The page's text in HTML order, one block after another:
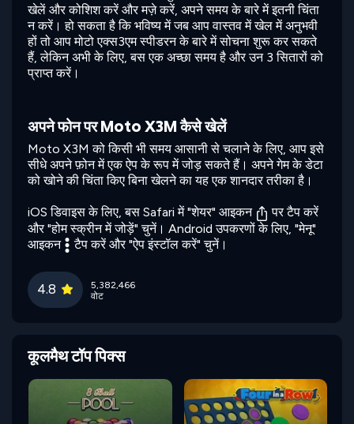
खेलें और कोशिश करें और मज़े करें, अपने समय के बारे में इतनी चिंता
न करें। हो सकता है कि भविष्य में जब आप वास्तव में खेल में अनुभवी
हों तो आप मोटो एक्स3एम स्पीडरन के बारे में सोचना शुरू कर सकते
हैं, लेकिन अभी के लिए, बस एक अच्छा समय है और उन 3 सितारों को
प्राप्त करें।
अपने फोन पर Moto X3M कैसे खेलें
Moto X3M को किसी भी समय आसानी से चलाने के लिए, आप इसे
सीधे अपने फ़ोन में एक ऐप के रूप में जोड़ सकते हैं। अपने गेम के डेटा
को खोने की चिंता किए बिना खेलने का यह एक शानदार तरीका है।
iOS डिवाइस के लिए, बस Safari में "शेयर" आइकन
पर टैप करें
और "होम स्क्रीन में जोड़ें" चुनें। Android उपकरणों के लिए, "मेनू"
आइकन
टैप करें और "ऐप इंस्टॉल करें" चुनें।
4.8
5,382,466
वोट
कूलमैथ टॉप पिक्स